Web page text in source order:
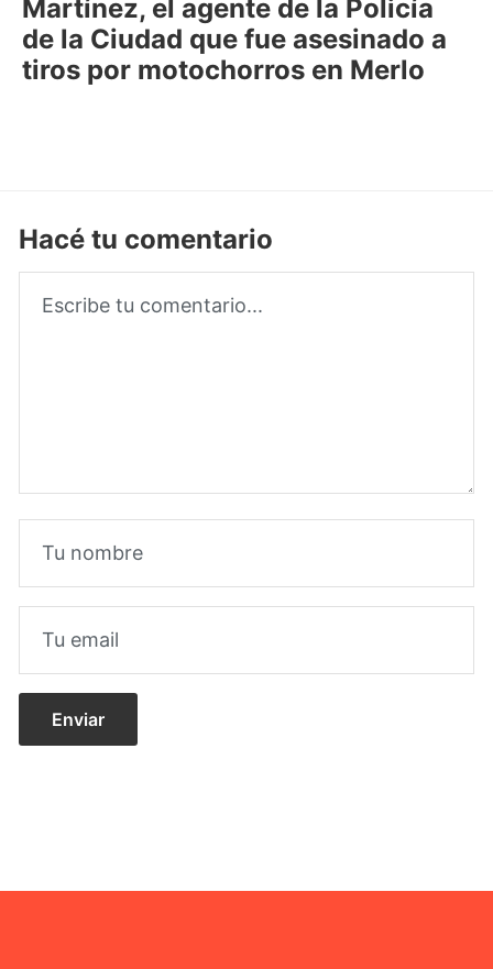
Martínez, el agente de la Policía
de la Ciudad que fue asesinado a
tiros por motochorros en Merlo
Hacé tu comentario